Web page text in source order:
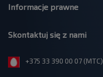
Informacje prawne
Skontaktuj się z nami
+375 33 390 00 07 (МТС)